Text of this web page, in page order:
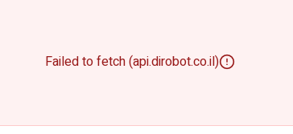
Failed to fetch (api.dirobot.co.il)